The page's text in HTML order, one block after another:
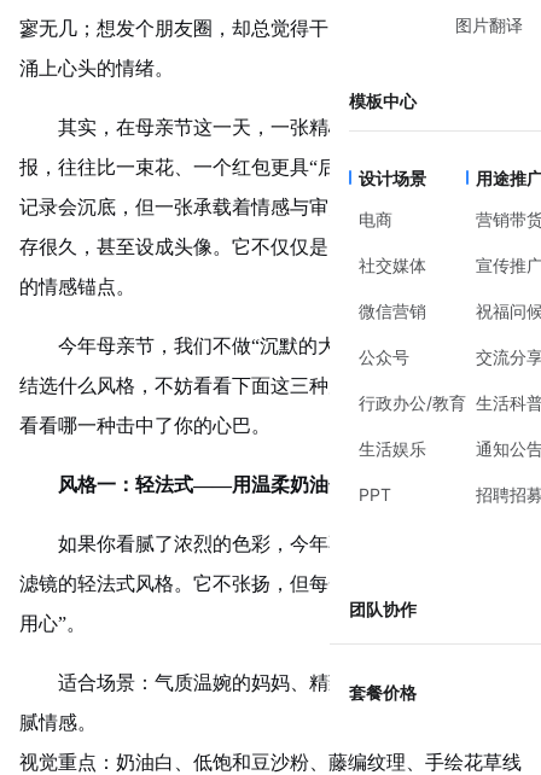
图片翻译
模板中心
设计场景
电商
社交媒体
微信营销
公众号
行政办公/教育
生活娱乐
PPT
用途推
营销带
宣传推
祝福问
交流分
生活科
通知公
招聘招
团队协作
套餐价格
寥无几；想发个朋友圈，却总觉得干巴巴的文字配不上此刻
涌上心头的情绪。
其实，在母亲节这一天，一张精心制作的母亲节祝福海
报，往往比一束花、一个红包更具“后劲”。花会凋谢，转账
记录会沉底，但一张承载着情感与审美的图片，会被妈妈保
存很久，甚至设成头像。它不仅仅是图片，更是一个可视化
的情感锚点。
今年母亲节，我们不做“沉默的大多数”。如果你还在纠
结选什么风格，不妨看看下面这三种完全不同的设计思路，
看看哪一种击中了你的心巴。
风格一：轻法式——用温柔奶油色营造高级感
如果你看腻了浓烈的色彩，今年不妨试试这种自带优雅
滤镜的轻法式风格。它不张扬，但每一处细节都在说“我很
用心”。
适合场景：气质温婉的妈妈、精致 下午茶晒图、表达细
腻情感。
视觉重点：奶油白、低饱和豆沙粉、藤编纹理、手绘花草线